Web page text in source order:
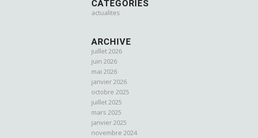
CATÉGORIES
actualites
ARCHIVE
juillet 2026
juin 2026
mai 2026
janvier 2026
octobre 2025
juillet 2025
mars 2025
janvier 2025
novembre 2024